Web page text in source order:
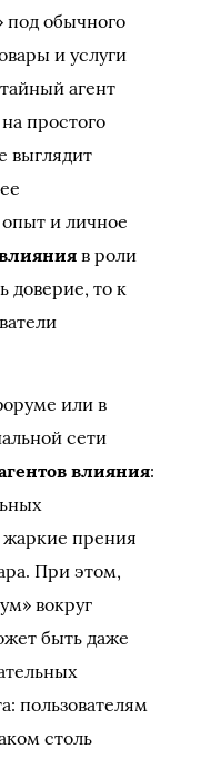
под обычного
и услуги
агент
простого
выглядит
и личное
в роли
доверие, то к
или в
сети
влияния:
жаркие прения
При этом,
вокруг
быть даже
пользователям
столь